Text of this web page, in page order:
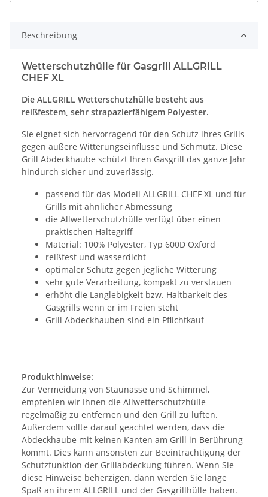
Beschreibung
Wetterschutzhülle für Gasgrill ALLGRILL
CHEF XL
Die ALLGRILL Wetterschutzhülle besteht aus
reißfestem, sehr strapazierfähigem Polyester.
Sie eignet sich hervorragend für den Schutz ihres Grills
gegen äußere Witterungseinflüsse und Schmutz. Diese
Grill Abdeckhaube schützt Ihren Gasgrill das ganze Jahr
hindurch sicher und zuverlässig.
passend für das Modell ALLGRILL CHEF XL und für
Grills mit ähnlicher Abmessung
die Allwetterschutzhülle verfügt über einen
praktischen Haltegriff
Material: 100% Polyester, Typ 600D Oxford
reißfest und wasserdicht
optimaler Schutz gegen jegliche Witterung
sehr gute Verarbeitung, kompakt zu verstauen
erhöht die Langlebigkeit bzw. Haltbarkeit des
Gasgrills wenn er im Freien steht
Grill Abdeckhauben sind ein Pflichtkauf
Produkthinweise:
Zur Vermeidung von Staunässe und Schimmel,
empfehlen wir Ihnen die Allwetterschutzhülle
regelmäßig zu entfernen und den Grill zu lüften.
Außerdem sollte darauf geachtet werden, dass die
Abdeckhaube mit keinen Kanten am Grill in Berührung
kommt. Dies kann ansonsten zur Beeinträchtigung der
Schutzfunktion der Grillabdeckung führen. Wenn Sie
diese Hinweise beherzigen, dann werden Sie lange
Spaß an ihrem ALLGRILL und der Gasgrillhülle haben.